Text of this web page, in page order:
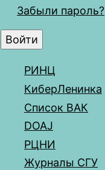
Забыли пароль?
РИНЦ
КиберЛенинка
Список ВАК
DOAJ
РЦНИ
Журналы СГУ